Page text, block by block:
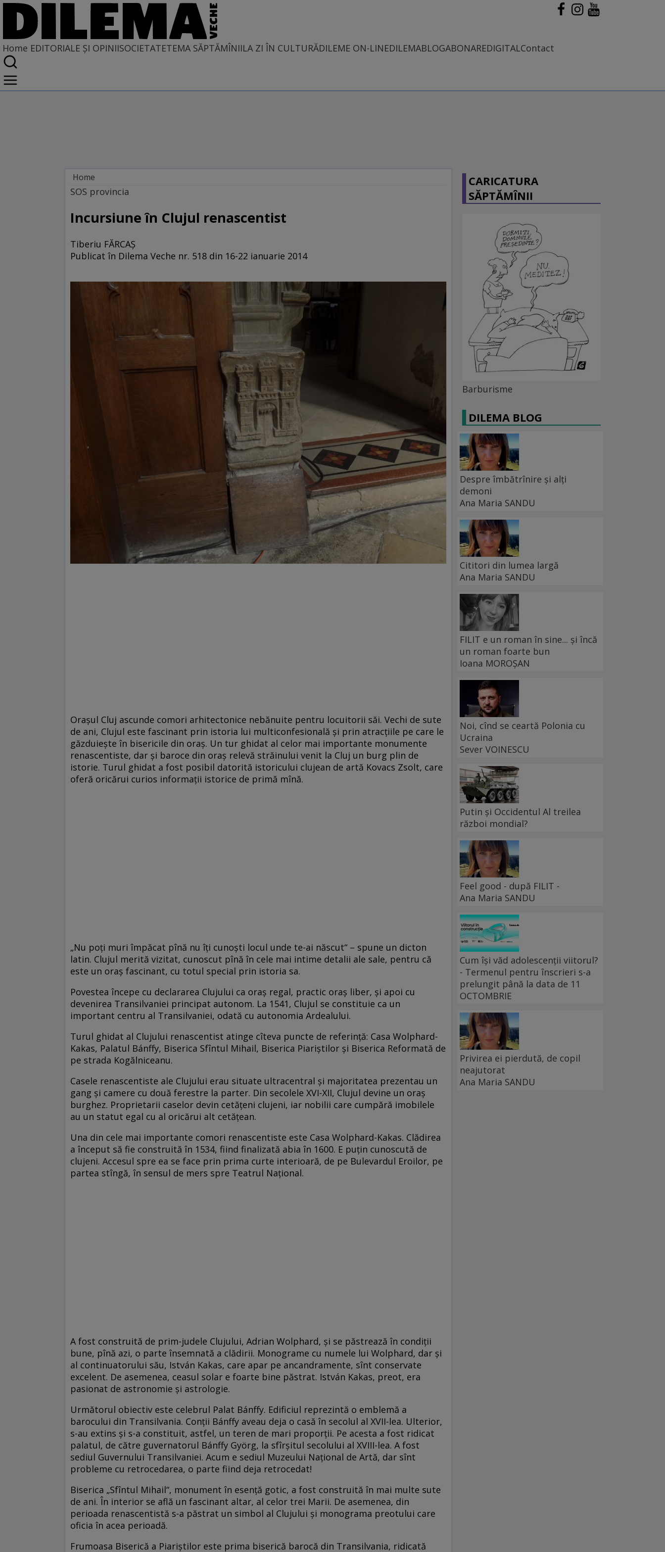
Home EDITORIALE ȘI OPINIISOCIETATETEMA SĂPTĂMÎNIILA ZI ÎN CULTURĂDILEME ON-LINEDILEMABLOGABONAREDIGITALContact
Home
EDITORIALE ȘI OPINII
BORDEIE ȘI OBICEIE
SOS provincia
Incursiune în Clujul renascentist
Tiberiu FĂRCAŞ
Publicat în Dilema Veche nr. 518 din 16-22 ianuarie 2014
Oraşul Cluj ascunde comori arhitectonice nebănuite pentru locuitorii săi. Vechi de sute
de ani, Clujul este fascinant prin istoria lui multiconfesională şi prin atracţiile pe care le
găzduieşte în bisericile din oraş. Un tur ghidat al celor mai importante monumente
renascentiste, dar şi baroce din oraş relevă străinului venit la Cluj un burg plin de
istorie. Turul ghidat a fost posibil datorită istoricului clujean de artă Kovacs Zsolt, care
oferă oricărui curios informaţii istorice de primă mînă.
„Nu poţi muri împăcat pînă nu îţi cunoşti locul unde te-ai născut“ – spune un dicton
latin. Clujul merită vizitat, cunoscut pînă în cele mai intime detalii ale sale, pentru că
este un oraş fascinant, cu totul special prin istoria sa.
Povestea începe cu declararea Clujului ca oraş regal, practic oraş liber, şi apoi cu
devenirea Transilvaniei principat autonom. La 1541, Clujul se constituie ca un
important centru al Transilvaniei, odată cu autonomia Ardealului.
Turul ghidat al Clujului renascentist atinge cîteva puncte de referinţă: Casa Wolphard-
Kakas, Palatul Bánffy, Biserica Sfîntul Mihail, Biserica Piariştilor şi Biserica Reformată de
pe strada Kogălniceanu.
Casele renascentiste ale Clujului erau situate ultracentral şi majoritatea prezentau un
gang şi camere cu două ferestre la parter. Din secolele XVI-XII, Clujul devine un oraş
burghez. Proprietarii caselor devin cetăţeni clujeni, iar nobilii care cumpără imobilele
au un statut egal cu al oricărui alt cetăţean.
Una din cele mai importante comori renascentiste este Casa Wolphard-Kakas. Clădirea
a început să fie construită în 1534, fiind finalizată abia în 1600. E puţin cunoscută de
clujeni. Accesul spre ea se face prin prima curte interioară, de pe Bulevardul Eroilor, pe
partea stîngă, în sensul de mers spre Teatrul Naţional.
A fost construită de prim-judele Clujului, Adrian Wolphard, şi se păstrează în condiţii
bune, pînă azi, o parte însemnată a clădirii. Monograme cu numele lui Wolphard, dar şi
al continuatorului său, István Kakas, care apar pe ancandramente, sînt conservate
excelent. De asemenea, ceasul solar e foarte bine păstrat. István Kakas, preot, era
pasionat de astronomie şi astrologie.
Următorul obiectiv este celebrul Palat Bánffy. Edificiul reprezintă o emblemă a
barocului din Transilvania. Conţii Bánffy aveau deja o casă în secolul al XVII-lea. Ulterior,
s-au extins şi s-a constituit, astfel, un teren de mari proporţii. Pe acesta a fost ridicat
palatul, de către guvernatorul Bánffy Györg, la sfîrşitul secolului al XVIII-lea. A fost
sediul Guvernului Transilvaniei. Acum e sediul Muzeului Naţional de Artă, dar sînt
probleme cu retrocedarea, o parte fiind deja retrocedat!
Biserica „Sfîntul Mihail“, monument în esenţă gotic, a fost construită în mai multe sute
de ani. În interior se află un fascinant altar, al celor trei Marii. De asemenea, din
perioada renascentistă s-a păstrat un simbol al Clujului şi monograma preotului care
oficia în acea perioadă.
Frumoasa Biserică a Piariştilor este prima biserică barocă din Transilvania, ridicată
CARICATURA
SĂPTĂMÎNII
Barburisme
DILEMA BLOG
Despre îmbătrînire și alți
demoni
Ana Maria SANDU
Cititori din lumea largă
Ana Maria SANDU
FILIT e un roman în sine... și încă
un roman foarte bun
Ioana MOROȘAN
Noi, cînd se ceartă Polonia cu
Ucraina
Sever VOINESCU
Putin și Occidentul Al treilea
război mondial?
Feel good - după FILIT -
Ana Maria SANDU
Cum își văd adolescenții viitorul?
- Termenul pentru înscrieri s-a
prelungit până la data de 11
OCTOMBRIE
Privirea ei pierdută, de copil
neajutorat
Ana Maria SANDU